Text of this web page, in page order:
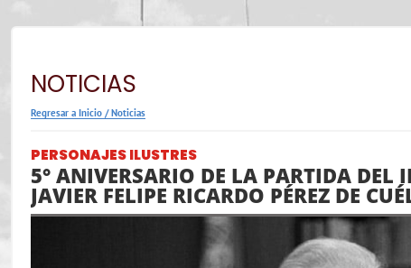
NOTICIAS
Regresar a Inicio /Noticias
PERSONAJES ILUSTRES
5° ANIVERSARIO DE LA PARTIDA DEL
JAVIER FELIPE RICARDO PÉREZ DE